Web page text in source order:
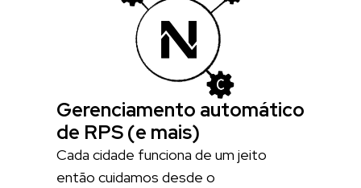
Gerenciamento automático
de RPS (e mais)
Cada cidade funciona de um jeito
então cuidamos desde o